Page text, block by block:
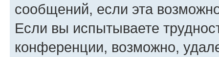
сообщений, если эта
Если вы испытываете
конференции, возможно,